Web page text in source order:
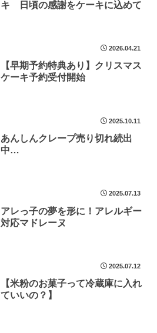
キ 日頃の感謝をケーキに込めて
2026.04.21
【早期予約特典あり】クリスマス
ケーキ予約受付開始
2025.10.11
あんしんクレープ売り切れ続出
中…
2025.07.13
アレっ子の夢を形に！アレルギー
対応マドレーヌ
2025.07.12
【米粉のお菓子って冷蔵庫に入れ
ていいの？】